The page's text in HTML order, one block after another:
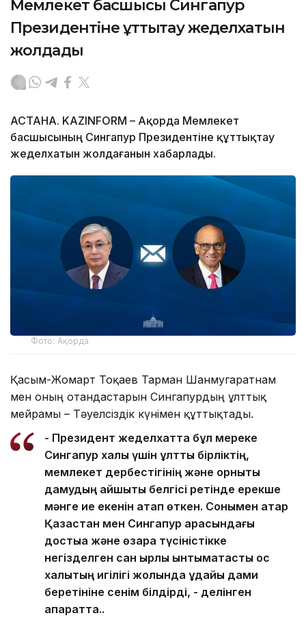
Мемлекет басшысы Сингапур
Президентіне құттықтау жеделхатын
жолдады
АСТАНА. KAZINFORM – Ақорда Мемлекет
басшысының Сингапур Президентіне құттықтау
жеделхатын жолдағанын хабарлады.
Фото: Ақорда
Қасым-Жомарт Тоқаев Тарман Шанмугаратнам
мен оның отандастарын Сингапурдың ұлттық
мейрамы – Тәуелсіздік күнімен құттықтады.
- Президент жеделхатта бұл мереке
Сингапур халқы үшін ұлттық бірліктің,
мемлекет дербестігінің және орнықты
дамудың айшықты белгісі ретінде ерекше
мәнге ие екенін атап өткен. Сонымен қатар
Қазақстан мен Сингапур арасындағы
достыққа және өзара түсіністікке
негізделген сан қырлы ынтымақтастық қос
халықтың игілігі жолында ұдайы дами
беретініне сенім білдірді, - делінген
ақпаратта..